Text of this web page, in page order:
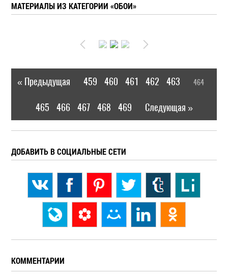
МАТЕРИАЛЫ ИЗ КАТЕГОРИИ «ОБОИ»
« Предыдущая 459 460 461 462 463 464
465 466 467 468 469 Следующая »
ДОБАВИТЬ В СОЦИАЛЬНЫЕ СЕТИ
КОММЕНТАРИИ